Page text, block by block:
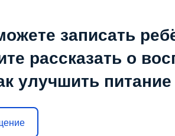
записать
рассказать о
улучшить